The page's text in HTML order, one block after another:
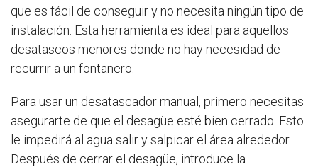
que es fácil de conseguir y no necesita ningún tipo de
instalación. Esta herramienta es ideal para aquellos
desatascos menores donde no hay necesidad de
recurrir a un fontanero.
Para usar un desatascador manual, primero necesitas
asegurarte de que el desagüe esté bien cerrado. Esto
le impedirá al agua salir y salpicar el área alrededor.
Después de cerrar el desagüe, introduce la